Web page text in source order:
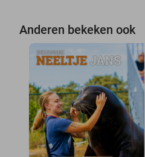
Anderen bekeken ook